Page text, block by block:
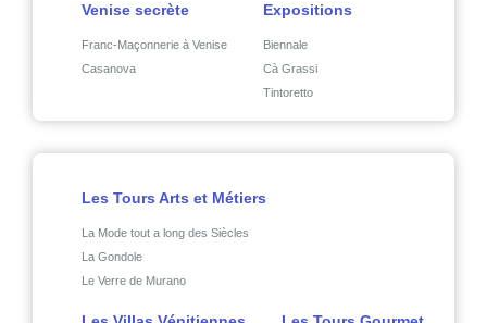
Venise secrète
Franc-Maçonnerie à Venise
Casanova
Expositions
Biennale
Cà Grassi
Tintoretto
Les Tours Arts et Métiers
La Mode tout a long des Siècles
La Gondole
Le Verre de Murano